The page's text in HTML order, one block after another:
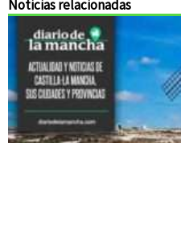
Noticias relacionadas